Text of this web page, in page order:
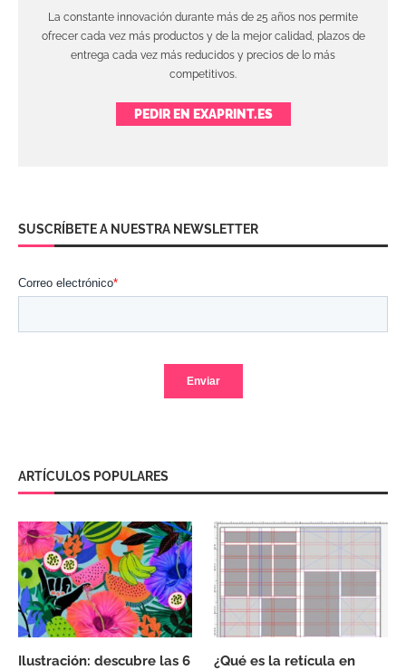
La constante innovación durante más de 25 años nos permite
ofrecer cada vez más productos y de la mejor calidad, plazos de
entrega cada vez más reducidos y precios de lo más
competitivos.
PEDIR EN EXAPRINT.ES
SUSCRÍBETE A NUESTRA NEWSLETTER
ARTÍCULOS POPULARES
Ilustración: descubre las 6
¿Qué es la retícula en